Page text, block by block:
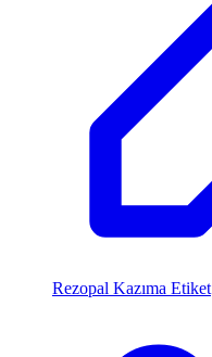
Rezopal Kazıma Etiket